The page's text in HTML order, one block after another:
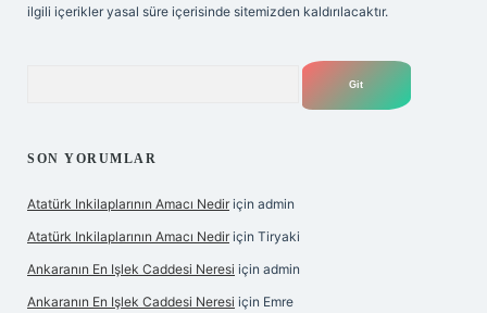
ilgili içerikler yasal süre içerisinde sitemizden kaldırılacaktır.
SON YORUMLAR
Atatürk Inkilaplarının Amacı Nedir için admin
Atatürk Inkilaplarının Amacı Nedir için Tiryaki
Ankaranın En Işlek Caddesi Neresi için admin
Ankaranın En Işlek Caddesi Neresi için Emre